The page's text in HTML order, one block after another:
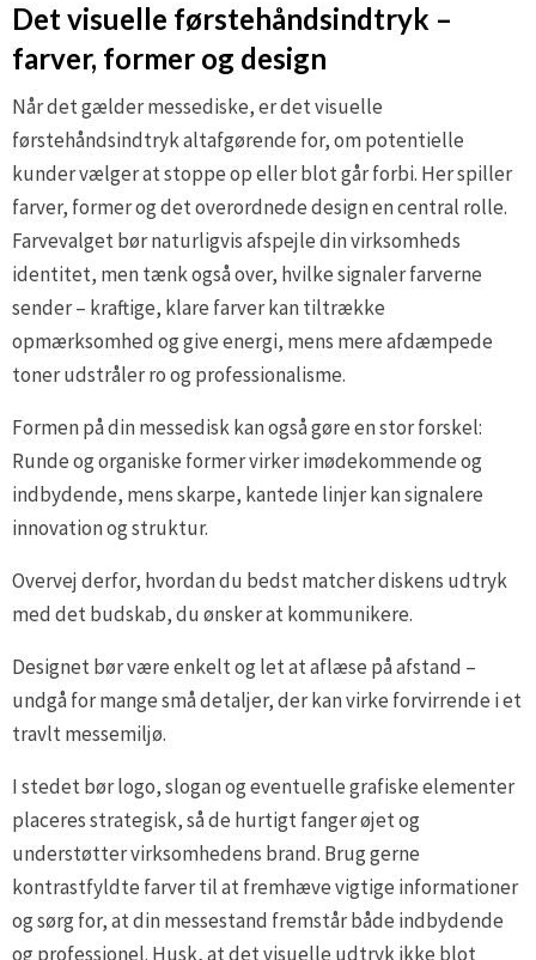
Det visuelle førstehåndsindtryk –
farver, former og design
Når det gælder messediske, er det visuelle
førstehåndsindtryk altafgørende for, om potentielle
kunder vælger at stoppe op eller blot går forbi. Her spiller
farver, former og det overordnede design en central rolle.
Farvevalget bør naturligvis afspejle din virksomheds
identitet, men tænk også over, hvilke signaler farverne
sender – kraftige, klare farver kan tiltrække
opmærksomhed og give energi, mens mere afdæmpede
toner udstråler ro og professionalisme.
Formen på din messedisk kan også gøre en stor forskel:
Runde og organiske former virker imødekommende og
indbydende, mens skarpe, kantede linjer kan signalere
innovation og struktur.
Overvej derfor, hvordan du bedst matcher diskens udtryk
med det budskab, du ønsker at kommunikere.
Designet bør være enkelt og let at aflæse på afstand –
undgå for mange små detaljer, der kan virke forvirrende i et
travlt messemiljø.
I stedet bør logo, slogan og eventuelle grafiske elementer
placeres strategisk, så de hurtigt fanger øjet og
understøtter virksomhedens brand. Brug gerne
kontrastfyldte farver til at fremhæve vigtige informationer
og sørg for, at din messestand fremstår både indbydende
og professionel. Husk, at det visuelle udtryk ikke blot